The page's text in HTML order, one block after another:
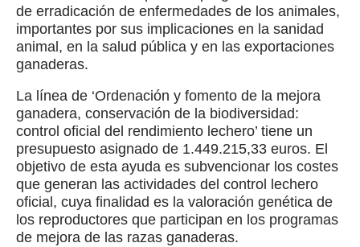
de erradicación de enfermedades de los animales,
importantes por sus implicaciones en la sanidad
animal, en la salud pública y en las exportaciones
ganaderas.
La línea de ‘Ordenación y fomento de la mejora
ganadera, conservación de la biodiversidad:
control oficial del rendimiento lechero’ tiene un
presupuesto asignado de 1.449.215,33 euros. El
objetivo de esta ayuda es subvencionar los costes
que generan las actividades del control lechero
oficial, cuya finalidad es la valoración genética de
los reproductores que participan en los programas
de mejora de las razas ganaderas.